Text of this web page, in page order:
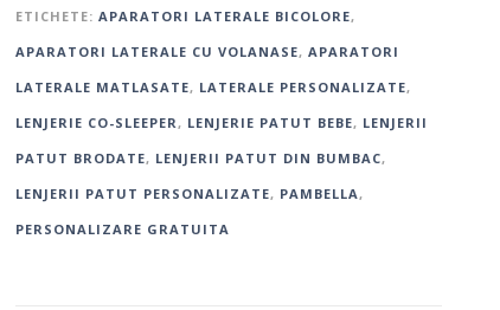
ETICHETE: APARATORI LATERALE BICOLORE,
APARATORI LATERALE CU VOLANASE, APARATORI
LATERALE MATLASATE, LATERALE PERSONALIZATE,
LENJERIE CO-SLEEPER , LENJERIE PATUT BEBE, LENJERII
PATUT BRODATE, LENJERII PATUT DIN BUMBAC,
LENJERII PATUT PERSONALIZATE, PAMBELLA ,
PERSONALIZARE GRATUITA